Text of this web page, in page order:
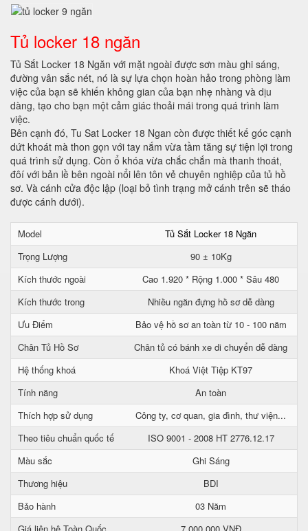
Tủ locker 18 ngăn
Tủ Sắt Locker 18 Ngăn với mặt ngoài được sơn màu ghi sáng,
đường vân sắc nét, nó là sự lựa chọn hoàn hảo trong phòng làm
việc của bạn sẽ khiến không gian của bạn nhẹ nhàng và dịu
dàng, tạo cho bạn một cảm giác thoải mái trong quá trình làm
việc.
Bên cạnh đó, Tu Sat Locker 18 Ngan còn được thiết kế góc cạnh
dứt khoát mà thon gọn với tay nắm vừa tầm tăng sự tiện lợi trong
quá trình sử dụng. Còn ổ khóa vừa chắc chắn mà thanh thoát,
đôí với bản lề bên ngoài nổi lên tôn vẻ chuyên nghiệp của tủ hồ
sơ. Và cánh cửa độc lập (loại bỏ tình trạng mở cánh trên sẽ tháo
được cánh dưới).
Model
Tủ Sắt Locker 18 Ngăn
Trọng Lượng
90 ± 10Kg
Kích thước ngoài
Cao 1.920 * Rộng 1.000 * Sâu 480
Kích thước trong
Nhiều ngăn đựng hồ sơ dễ dàng
Ưu Điểm
Bảo vệ hồ sơ an toàn từ 10 - 100 năm
Chân Tủ Hồ Sơ
Chân tủ có bánh xe di chuyển dễ dàng
Hệ thống khoá
Khoá Việt Tiệp KT97
Tính năng
An toàn
Thích hợp sử dụng
Công ty, cơ quan, gia đình, thư viện...
Theo tiêu chuẩn quốc tế
ISO 9001 - 2008 HT 2776.12.17
Màu sắc
Ghi Sáng
Thương hiệu
BDI
Bảo hành
03 Năm